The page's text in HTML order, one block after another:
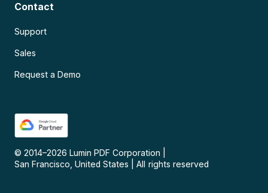
Contact
Support
Sales
Request a Demo
© 2014–2026 Lumin PDF Corporation
San Francisco, United States
All rights reserved